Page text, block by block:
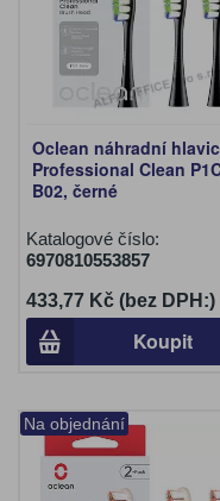
Oclean náhradní
Professional Clean
B02, černé
Katalogové číslo:
6970810553857
433,77 Kč (bez DPH:)
Koupit
Na objednání